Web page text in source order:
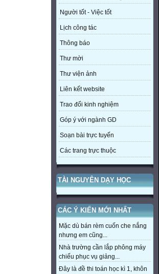
Người tốt - Việc tốt
Lịch công tác
Thông báo
Thư mời
Thư viện ảnh
Liên kết website
Trao đổi kinh nghiệm
Góp ý với ngành GD
Soạn bài trực tuyến
Các trang trực thuộc
TÀI NGUYÊN DẠY HỌC
CÁC Ý KIẾN MỚI NHẤT
Mặc dù bán rèm cuốn che nắng
nhưng em cũng...
Nhà trường cần lắp phông máy
chiếu phục vụ giảng...
Đây là đề thi toán học kì 1, khôn